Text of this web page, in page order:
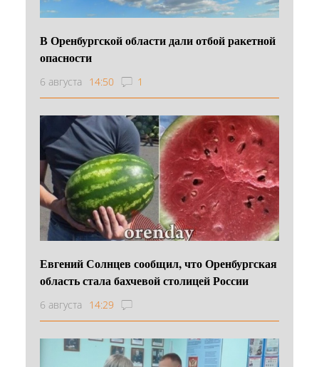
В Оренбургской области дали отбой ракетной
опасности
6 августа 14:50 1
Евгений Солнцев сообщил, что Оренбургская
область стала бахчевой столицей России
6 августа 14:29